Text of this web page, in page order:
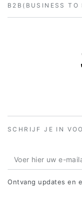
B2B(BUSINESS TO
SCHRIJF JE IN
Voer
hier
Ontvang updates en